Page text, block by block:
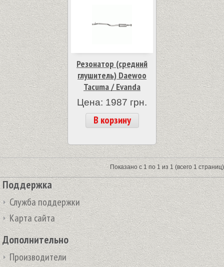
Резонатор (средний
глушитель) Daewoo
Tacuma / Evanda
Цена: 1987 грн.
В корзину
Показано с 1 по 1 из 1 (всего 1 страниц)
Поддержка
Служба поддержки
Карта сайта
Дополнительно
Производители